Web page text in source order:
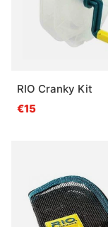
RIO Cranky Kit
€15